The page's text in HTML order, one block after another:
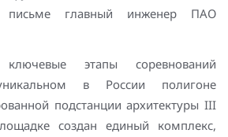
письме главный инженер ПАО
этапы соревнований
в России полигоне
подстанции архитектуры III
создан единый комплекс,